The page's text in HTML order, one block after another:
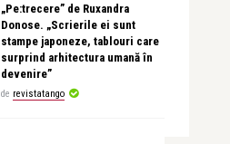
„Pe:trecere” de Ruxandra
Donose. „Scrierile ei sunt
stampe japoneze, tablouri care
surprind arhitectura umană în
devenire”
de revistatango